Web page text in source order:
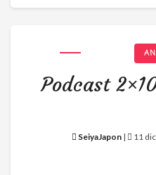
Podcast
SeiyaJapon | 11